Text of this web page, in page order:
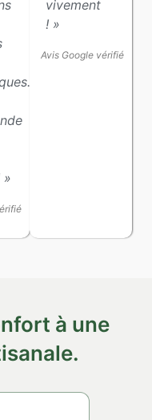
»
vivement
! »
Avis Google vérifié
à une